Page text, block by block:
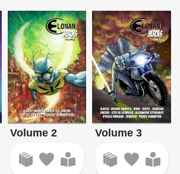
Volume 2 Volume 3